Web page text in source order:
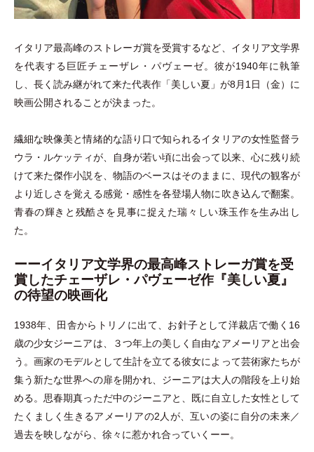
イタリア最高峰のストレーガ賞を受賞するなど、イタリア文学界
を代表する巨匠チェーザレ ・ パヴェーゼ。彼が1940年に執筆
し、長く読み継がれて来た代表作 「美しい夏 」 が8月1日 （金） に
映画公開されることが決まった。
繊細な映像美と情緒的な語り口で知られるイタリアの女性監督ラ
ウラ ・ ルケッティが、自身が若い頃に出会って以来、心に残り続
けて来た傑作小説を、物語のベースはそのままに、現代の観客が
より近しさを覚える感覚 ・ 感性を各登場人物に吹き込んで翻案。
青春の輝きと残酷さを見事に捉えた瑞々しい珠玉作を生み出し
た。
ーーイタリア文学界の最高峰ストレーガ賞を受
賞したチェーザレ・パヴェーゼ作『美しい夏』
の待望の映画化
1938年、田舎からトリノに出て、お針子として洋裁店で働く16
歳の少女ジーニアは、３つ年上の美しく自由なアメーリアと出会
う。画家のモデルとして生計を立てる彼女によって芸術家たちが
集う新たな世界への扉を開かれ、ジーニアは大人の階段を上り始
める。思春期真っただ中のジーニアと、既に自立した女性として
たくましく生きるアメーリアの2人が、互いの姿に自分の未来／
過去を映しながら、徐々に惹かれ合っていくーー。